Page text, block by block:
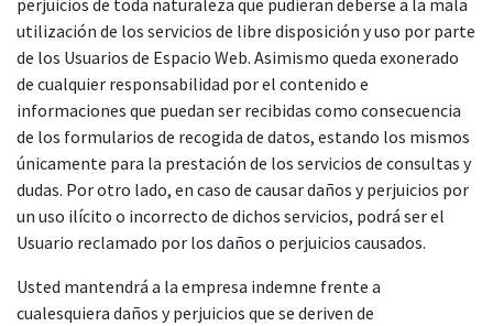
perjuicios de toda naturaleza que pudieran deberse a la mala
utilización de los servicios de libre disposición y uso por parte
de los Usuarios de Espacio Web. Asimismo queda exonerado
de cualquier responsabilidad por el contenido e
informaciones que puedan ser recibidas como consecuencia
de los formularios de recogida de datos, estando los mismos
únicamente para la prestación de los servicios de consultas y
dudas. Por otro lado, en caso de causar daños y perjuicios por
un uso ilícito o incorrecto de dichos servicios, podrá ser el
Usuario reclamado por los daños o perjuicios causados.
Usted mantendrá a la empresa indemne frente a
cualesquiera daños y perjuicios que se deriven de